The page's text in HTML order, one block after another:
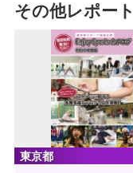
その他レポー
東京都